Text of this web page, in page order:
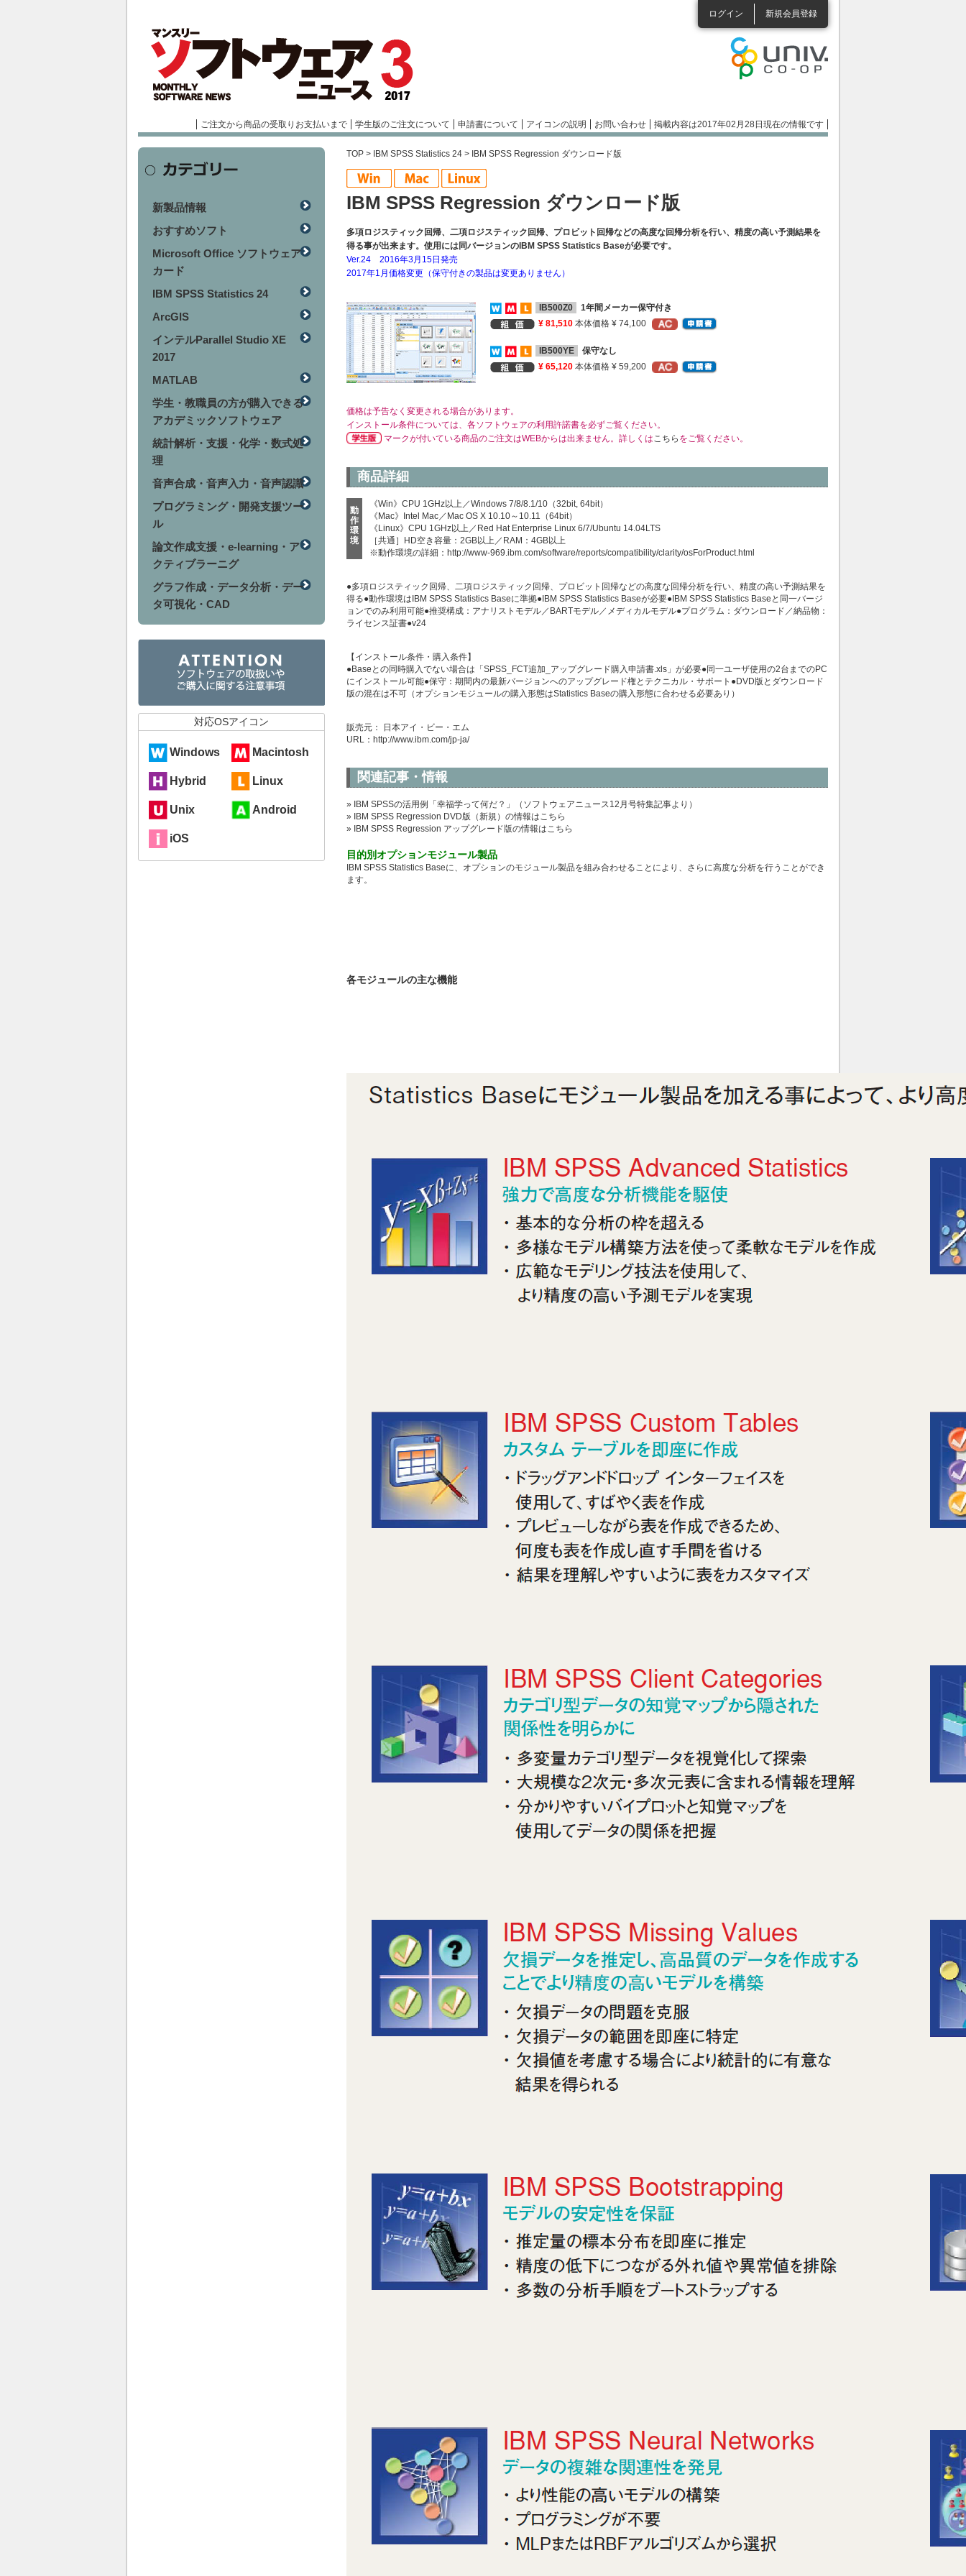
ログイン 新規会員登録
ご注文から商品の受取りお支払いまで 学生版のご注文について 申請書について アイコンの説明 お問い合わせ 掲載内容は2017年02月28日現在の情報です
TOP > IBM SPSS Statistics 24 > IBM SPSS Regression ダウンロード版
IBM SPSS Regression ダウンロード版
多項ロジスティック回帰、二項ロジスティック回帰、プロビット回帰などの高度な回帰分析を行い、精度の高い予測結果を
得る事が出来ます。使用には同バージョンのIBM SPSS Statistics Baseが必要です。
Ver.24 2016年3月15日発売
2017年1月価格変更（保守付きの製品は変更ありません）
IB500Z0
1年間メーカー保守付き
¥ 81,510 本体価格 ¥ 74,100
IB500YE
保守なし
¥ 65,120 本体価格 ¥ 59,200
価格は予告なく変更される場合があります。
インストール条件については、各ソフトウェアの利用許諾書を必ずご覧ください。
マークが付いている商品のご注文はWEBからは出来ません。詳しくはこちら をご覧ください。
商品詳細
動
作
環
境
《Win》CPU 1GHz以上／Windows 7/8/8.1/10（32bit, 64bit）
《Mac》Intel Mac／Mac OS X 10.10～10.11（64bit）
《Linux》CPU 1GHz以上／Red Hat Enterprise Linux 6/7/Ubuntu 14.04LTS
［共通］HD空き容量：2GB以上／RAM：4GB以上
※動作環境の詳細： http://www-969.ibm.com/software/reports/compatibility/clarity/osForProduct.html
●多項ロジスティック回帰、二項ロジスティック回帰、プロビット回帰などの高度な回帰分析を行い、精度の高い予測結果を
得る●動作環境はIBM SPSS Statistics Baseに準拠●IBM SPSS Statistics Baseが必要●IBM SPSS Statistics Baseと同一バージ
ョンでのみ利用可能●推奨構成：アナリストモデル／BARTモデル／メディカルモデル●プログラム：ダウンロード／納品物：
ライセンス証書●v24
【インストール条件・購入条件】
●Baseとの同時購入でない場合は「SPSS_FCT追加_アップグレード購入申請書.xls」が必要●同一ユーザ使用の2台までのPC
にインストール可能●保守：期間内の最新バージョンへのアップグレード権とテクニカル・サポート●DVD版とダウンロード
版の混在は不可（オプションモジュールの購入形態はStatistics Baseの購入形態に合わせる必要あり）
販売元： 日本アイ・ビー・エム
URL： http://www.ibm.com/jp-ja/
関連記事・情報
» IBM SPSSの活用例「幸福学って何だ？」（ソフトウェアニュース12月号特集記事より）
» IBM SPSS Regression DVD版（新規）の情報はこちら
» IBM SPSS Regression アップグレード版の情報はこちら
目的別オプションモジュール製品
IBM SPSS Statistics Baseに、オプションのモジュール製品を組み合わせることにより、さらに高度な分析を行うことができ
ます。
各モジュールの主な機能
新製品情報
おすすめソフト
Microsoft Office ソフトウェア
カード
IBM SPSS Statistics 24
ArcGIS
インテルParallel Studio XE
2017
MATLAB
学生・教職員の方が購入できる
アカデミックソフトウェア
統計解析・支援・化学・数式処
理
音声合成・音声入力・音声認識
プログラミング・開発支援ツー
ル
論文作成支援・e-learning・ア
クティブラーニグ
グラフ作成・データ分析・デー
タ可視化・CAD
対応OSアイコン
Windows Macintosh
Hybrid Linux
Unix Android
iOS